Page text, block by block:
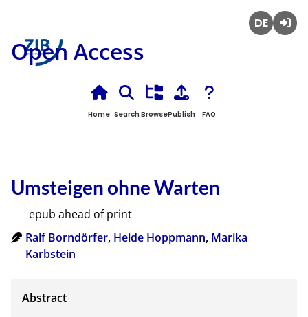
Open Access
Home Search BrowsePublish FAQ
Umsteigen ohne Warten
epub ahead of print
Ralf Borndörfer, Heide Hoppmann, Marika
Karbstein